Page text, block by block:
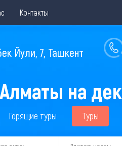
Контакты
Йули, 7, Ташкент
на
Горящие туры Туры